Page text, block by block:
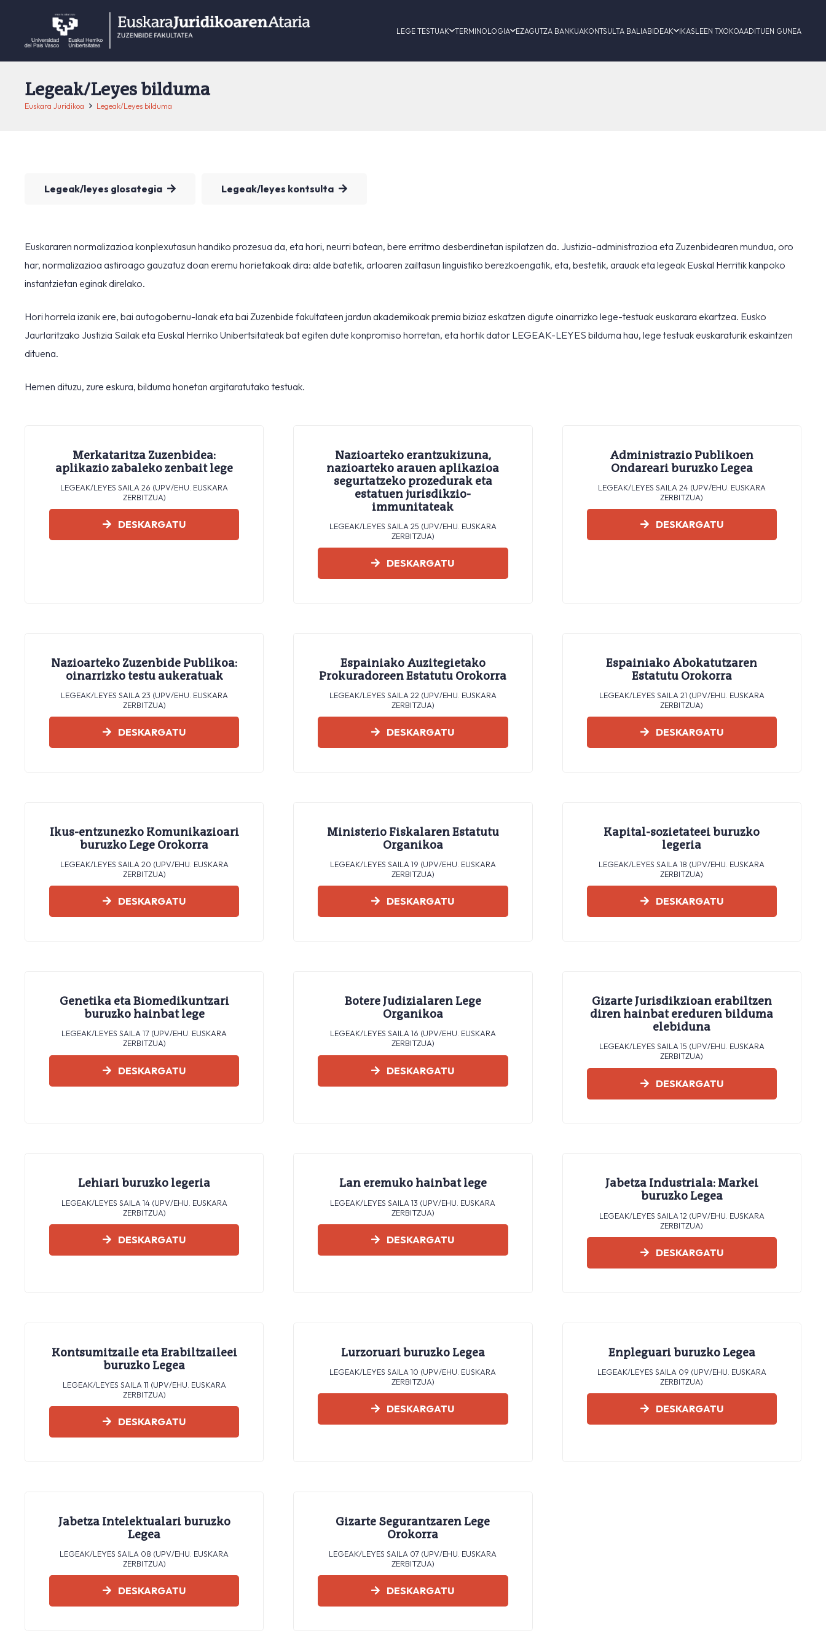
LEGE TESTUAK TERMINOLOGIA EZAGUTZA BANKUAKONTSULTA BALIABIDEAK IKASLEEN TXOKOAADITUEN GUNEA
Legeak/Leyes bilduma
Euskara Juridikoa Legeak/Leyes bilduma
Legeak/leyes glosategia Legeak/leyes kontsulta
Euskararen normalizazioa konplexutasun handiko prozesua da, eta hori, neurri batean, bere erritmo desberdinetan ispilatzen da. Justizia-administrazioa eta Zuzenbidearen mundua, oro
har, normalizazioa astiroago gauzatuz doan eremu horietakoak dira: alde batetik, arloaren zailtasun linguistiko berezkoengatik, eta, bestetik, arauak eta legeak Euskal Herritik kanpoko
instantzietan eginak direlako.
Hori horrela izanik ere, bai autogobernu-lanak eta bai Zuzenbide fakultateen jardun akademikoak premia biziaz eskatzen digute oinarrizko lege-testuak euskarara ekartzea. Eusko
Jaurlaritzako Justizia Sailak eta Euskal Herriko Unibertsitateak bat egiten dute konpromiso horretan, eta hortik dator LEGEAK-LEYES bilduma hau, lege testuak euskaraturik eskaintzen
dituena.
Hemen dituzu, zure eskura, bilduma honetan argitaratutako testuak.
Merkataritza Zuzenbidea:
aplikazio zabaleko zenbait lege
LEGEAK/LEYES SAILA 26 (UPV/EHU. EUSKARA
ZERBITZUA)
DESKARGATU
Nazioarteko erantzukizuna,
nazioarteko arauen aplikazioa
segurtatzeko prozedurak eta
estatuen jurisdikzio-
immunitateak
LEGEAK/LEYES SAILA 25 (UPV/EHU. EUSKARA
ZERBITZUA)
DESKARGATU
Administrazio Publikoen
Ondareari buruzko Legea
LEGEAK/LEYES SAILA 24 (UPV/EHU. EUSKARA
ZERBITZUA)
DESKARGATU
Nazioarteko Zuzenbide Publikoa:
oinarrizko testu aukeratuak
LEGEAK/LEYES SAILA 23 (UPV/EHU. EUSKARA
ZERBITZUA)
DESKARGATU
Espainiako Auzitegietako
Prokuradoreen Estatutu Orokorra
LEGEAK/LEYES SAILA 22 (UPV/EHU. EUSKARA
ZERBITZUA)
DESKARGATU
Espainiako Abokatutzaren
Estatutu Orokorra
LEGEAK/LEYES SAILA 21 (UPV/EHU. EUSKARA
ZERBITZUA)
DESKARGATU
Ikus-entzunezko Komunikazioari
buruzko Lege Orokorra
LEGEAK/LEYES SAILA 20 (UPV/EHU. EUSKARA
ZERBITZUA)
DESKARGATU
Ministerio Fiskalaren Estatutu
Organikoa
LEGEAK/LEYES SAILA 19 (UPV/EHU. EUSKARA
ZERBITZUA)
DESKARGATU
Kapital-sozietateei buruzko
legeria
LEGEAK/LEYES SAILA 18 (UPV/EHU. EUSKARA
ZERBITZUA)
DESKARGATU
Genetika eta Biomedikuntzari
buruzko hainbat lege
LEGEAK/LEYES SAILA 17 (UPV/EHU. EUSKARA
ZERBITZUA)
DESKARGATU
Botere Judizialaren Lege
Organikoa
LEGEAK/LEYES SAILA 16 (UPV/EHU. EUSKARA
ZERBITZUA)
DESKARGATU
Gizarte Jurisdikzioan erabiltzen
diren hainbat ereduren bilduma
elebiduna
LEGEAK/LEYES SAILA 15 (UPV/EHU. EUSKARA
ZERBITZUA)
DESKARGATU
Lehiari buruzko legeria
LEGEAK/LEYES SAILA 14 (UPV/EHU. EUSKARA
ZERBITZUA)
DESKARGATU
Lan eremuko hainbat lege
LEGEAK/LEYES SAILA 13 (UPV/EHU. EUSKARA
ZERBITZUA)
DESKARGATU
Jabetza Industriala: Markei
buruzko Legea
LEGEAK/LEYES SAILA 12 (UPV/EHU. EUSKARA
ZERBITZUA)
DESKARGATU
Kontsumitzaile eta Erabiltzaileei
buruzko Legea
LEGEAK/LEYES SAILA 11 (UPV/EHU. EUSKARA
ZERBITZUA)
DESKARGATU
Lurzoruari buruzko Legea
LEGEAK/LEYES SAILA 10 (UPV/EHU. EUSKARA
ZERBITZUA)
DESKARGATU
Enpleguari buruzko Legea
LEGEAK/LEYES SAILA 09 (UPV/EHU. EUSKARA
ZERBITZUA)
DESKARGATU
Jabetza Intelektualari buruzko
Legea
LEGEAK/LEYES SAILA 08 (UPV/EHU. EUSKARA
ZERBITZUA)
DESKARGATU
Gizarte Segurantzaren Lege
Orokorra
LEGEAK/LEYES SAILA 07 (UPV/EHU. EUSKARA
ZERBITZUA)
DESKARGATU